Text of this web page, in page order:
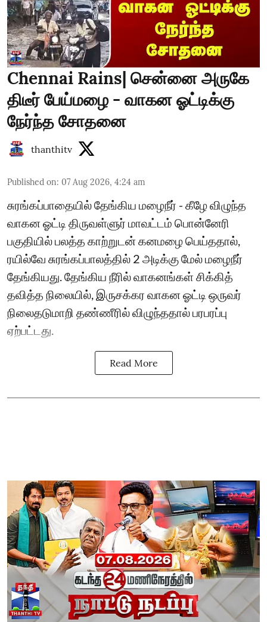
Chennai Rains| சென்னை அருகே
திடீர் பேய்மழை - வாகன ஓட்டிக்கு
நேர்ந்த சோதனை
thanthitv
Published on: 07 Aug 2026, 4:24 am
சுரங்கப்பாதையில் தேங்கிய மழைநீர் - கீழே விழுந்த
வாகன ஓட்டி திருவள்ளுர் மாவட்டம் பொன்னேரி
பகுதியில் பலத்த காற்றுடன் கனமழை பெய்ததால்,
ரயில்வே சுரங்கப்பாலத்தில் 2 அடிக்கு மேல் மழைநீர்
தேங்கியது. தேங்கிய நீரில் வாகனங்கள் சிக்கித்
தவித்த நிலையில், இருசக்கர வாகன ஓட்டி ஒருவர்
நிலைதடுமாறி தண்ணீரில் விழுந்ததால் பரபரப்பு
ஏற்பட்டது.
Read More